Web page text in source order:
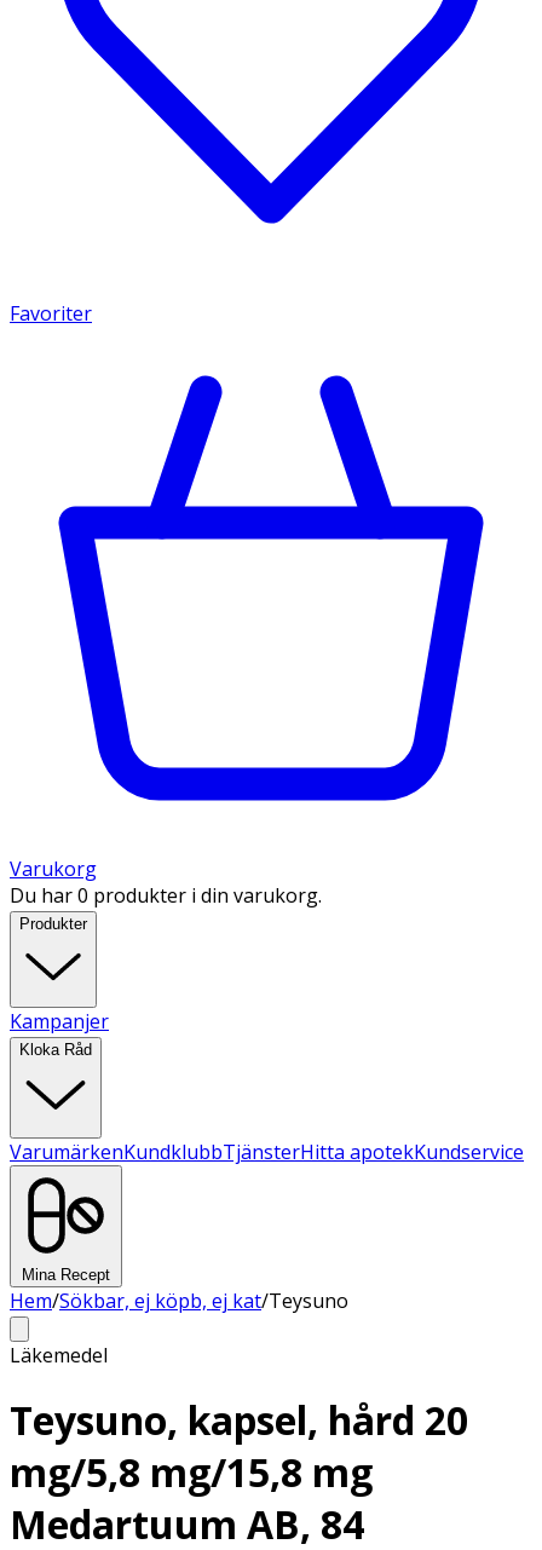
Favoriter
Varukorg
Du har 0 produkter i din varukorg.
Produkter
Kampanjer
Kloka Råd
VarumärkenKundklubbTjänsterHitta apotekKundservice
Mina Recept
Hem/Sökbar, ej köpb, ej kat/Teysuno
Läkemedel
Teysuno, kapsel, hård 20
mg/5,8 mg/15,8 mg
Medartuum AB, 84